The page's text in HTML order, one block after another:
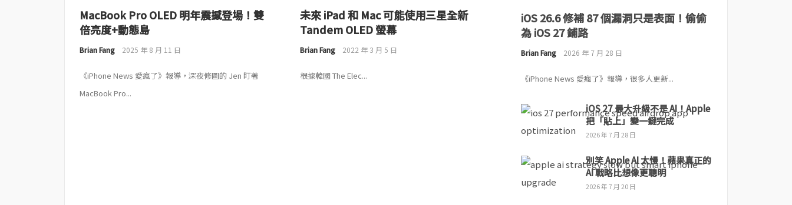
MacBook Pro OLED 明年震撼登場！雙
倍亮度+動態島
Brian Fang 2025 年 8 月 11 日
《iPhone News 愛瘋了》報導，深夜修圖的 Jen 盯著
MacBook Pro...
未來 iPad 和 Mac 可能使用三星全新
Tandem OLED 螢幕
Brian Fang 2022 年 3 月 5 日
根據韓國 The Elec...
iOS 26.6 修補 87 個漏洞只是表面！偷偷
為 iOS 27 鋪路
Brian Fang 2026 年 7 月 28 日
《iPhone News 愛瘋了》報導，很多人更新...
iOS 27 最大升級不是 AI！Apple
把「貼上」變一鍵完成
2026 年 7 月 28 日
別笑 Apple AI 太慢！蘋果真正的
AI 戰略比想像更聰明
2026 年 7 月 20 日